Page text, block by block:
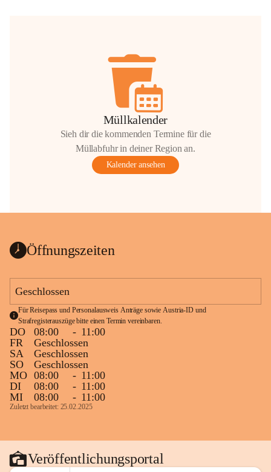
Müllkalender
Sieh dir die kommenden Termine für die
Müllabfuhr in deiner Region an.
Kalender ansehen
Öffnungszeiten
Geschlossen
Für Reisepass und Personalausweis Anträge sowie Austria-ID und
Strafregisterauszüge bitte einen Termin vereinbaren.
DO 08:00 - 11:00
FR
Geschlossen
SA
Geschlossen
SO
Geschlossen
MO 08:00 - 11:00
DI
08:00 - 11:00
MI
08:00 - 11:00
Zuletzt bearbeitet: 25.02.2025
Veröffentlichungsportal